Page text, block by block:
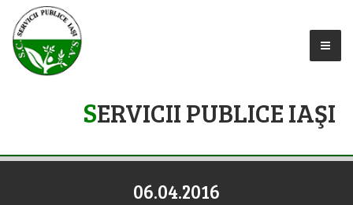
SERVICII PUBLICE IAŞI
06.04.2016